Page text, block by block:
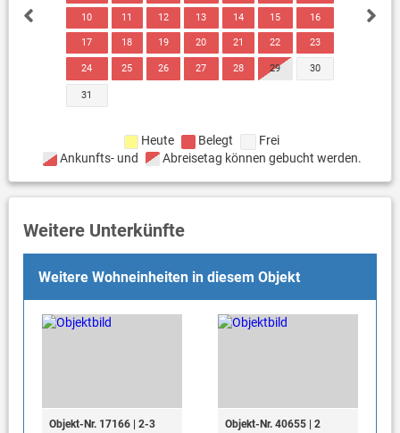
10 11 12 13 14 15 16
17 18 19 20 21 22 23
24 25 26 27 28 29 30
31
Heute Belegt
Frei
Ankunfts- und
Abreisetag können gebucht werden.
Weitere Unterkünfte
Weitere Wohneinheiten in diesem Objekt
Objekt-Nr. 17166 | 2-3
Objekt-Nr. 40655 | 2